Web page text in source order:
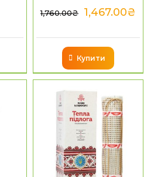
1,760.00₴ 1,467.00₴
Купити